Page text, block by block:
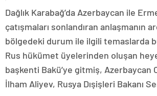
Dağlık Karabağ’da Azerbaycan ile
çatışmaları sonlandıran anlaşmanın
bölgedeki durum ile ilgili temaslarda
Rus hükümet üyelerinden oluşan
başkenti Bakü’ye gitmiş, Azerbaycan
İlham Aliyev, Rusya Dışişleri Bakanı